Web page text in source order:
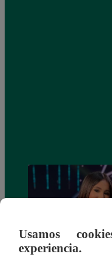
Usamos
experiencia.